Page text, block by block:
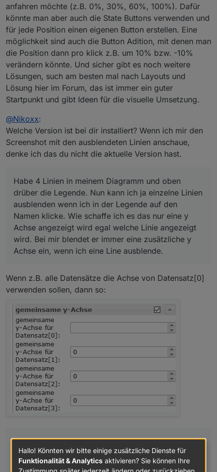
anfahren möchte (z.B. 0%, 30%, 60%, 100%). Dafür
könnte man aber auch die State Buttons verwenden und
für jede Position einen eigenen Button erstellen. Eine
möglichkeit sind auch die Button Adition, mit denen man
die Position dann pro klick z.B. um 10% bzw. -10%
verändern könnte. Und sicher gibt es noch weitere
Lösungen, such am besten mal nach Layouts und
Lösung hier im Forum, das ist immer ein guter
Startpunkt und gibt Ideen für die visuelle Umsetzung.
@Nikoxx:
Welche Version ist bei dir installiert? Wenn ich mir den
Screenshot mit den ausblendeten Linien anschaue,
denke ich das du nicht die aktuelle Version hast.
Habe 4 Linien in meinem Diagramm und oben
drüber die Legende. Nun kann ich ja einzelne Linien
ausblenden wenn ich in der Legende auf den
Namen klicke. Wie schaffe ich es das nur eine y
Achse angezeigt wird egal welche Linie angezeigt
wird. Bei mir blendet er immer eine zusätzliche y
Achse ein, wenn ich eine Line ausblende.
Wenn z.B. alle Datensätze die Achse von Datensatz[0]
verwenden sollen, dann so:
Hab mal deine beiden Widgets zum "Zeitraum" und
"Refresh" importiert. Bei der Zeitwahl aktualisiert er
bis 7 Tage und danach zeigt er den chart nicht
Hallo! Könnten wir bitte einige zusätzliche Dienste für
Funktionalität & Analytics aktivieren? Sie können Ihre